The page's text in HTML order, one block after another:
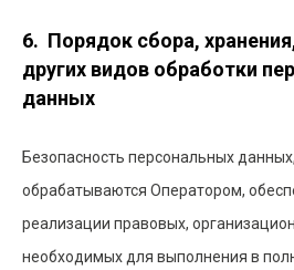
6. Порядок сбора,
других видов обработки
данных
Безопасность персональных
обрабатываются Оператором,
реализации правовых,
необходимых для выполнения в